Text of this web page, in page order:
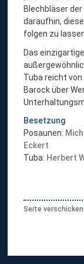
Blechbläser
daraufhin,
folgen zu
Das
Tuba reicht
Barock über
Besetzung
Posaunen:
Eckert
Tuba: Herbert
Seite verschicken